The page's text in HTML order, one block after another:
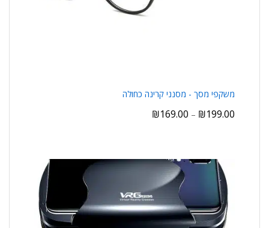
משקפי מסך - מסנני קרינה כחולה
₪169.00 – ₪199.00